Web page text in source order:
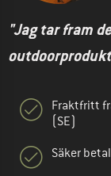
"Jag tar fram
Fraktfritt
(SE)
Säker